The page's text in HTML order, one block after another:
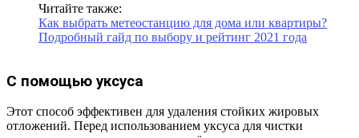
Читайте также:
Как выбрать метеостанцию для дома или квартиры?
Подробный гайд по выбору и рейтинг 2021 года
С помощью уксуса
Этот способ эффективен для удаления стойких жировых
отложений. Перед использованием уксуса для чистки